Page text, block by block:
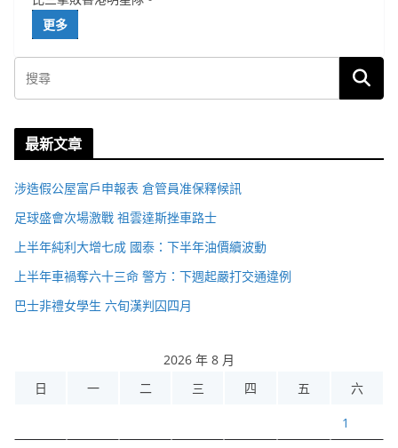
更多
最新文章
涉造假公屋富戶申報表 倉管員准保釋候訊
足球盛會次場激戰 祖雲達斯挫車路士
上半年純利大增七成 國泰：下半年油價續波動
上半年車禍奪六十三命 警方：下週起嚴打交通違例
巴士非禮女學生 六旬漢判囚四月
2026 年 8 月
日
一 二 三 四 五 六
1